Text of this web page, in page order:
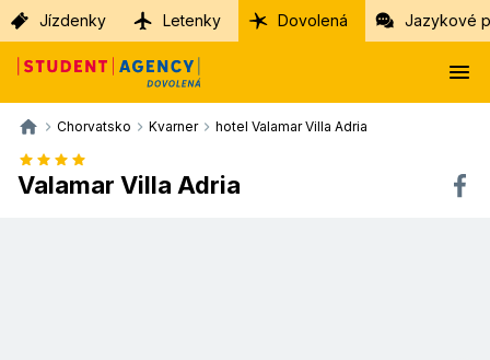
Jízdenky Letenky Dovolená Jazykové
Chorvatsko Kvarner hotel Valamar Villa Adria
Valamar Villa Adria